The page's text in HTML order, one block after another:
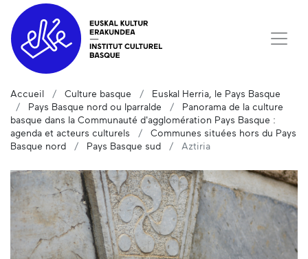
Accueil Culture basque
Euskal Herria, le Pays Basque
Pays Basque nord ou Iparralde
Panorama de la culture
basque dans la Communauté d'agglomération Pays Basque :
agenda et acteurs culturels
Communes situées hors du Pays
Basque nord
Pays Basque sud Aztiria